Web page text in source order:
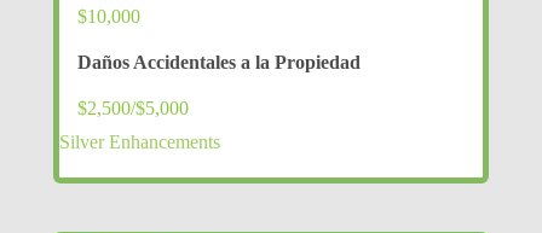
$10,000
Daños Accidentales a la Propiedad
$2,500/$5,000
Silver Enhancements